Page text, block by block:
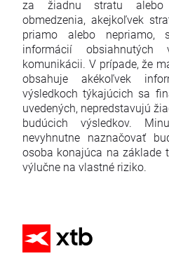
za žiadnu stratu alebo
obmedzenia, akejkoľvek
priamo alebo nepriamo,
informácií
komunikácii. V prípade, že
obsahuje akékoľvek
výsledkoch týkajúcich sa
uvedených, nepredstavujú
budúcich výsledkov.
nevyhnutne naznačovať
osoba konajúca na základe
výlučne na vlastné riziko.